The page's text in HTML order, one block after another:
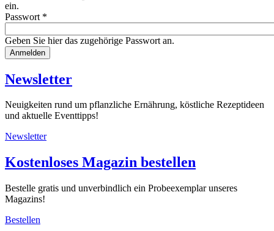
ein.
Passwort *
Geben Sie hier das zugehörige Passwort an.
Website
URL
Newsletter
Neuigkeiten rund um pflanzliche Ernährung, köstliche Rezeptideen
und aktuelle Eventtipps!
Newsletter
Kostenloses Magazin bestellen
Bestelle gratis und unverbindlich ein Probeexemplar unseres
Magazins!
Bestellen